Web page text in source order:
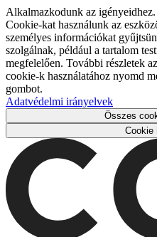
Alkalmazkodunk az igényeidhez.
Cookie-kat használunk az
személyes információkat
szolgálnak, például a tartalom
megfelelően. További részletek
cookie-k használatához nyomd
gombot.
Adatvédelmi irányelvek
Összes
Cookie